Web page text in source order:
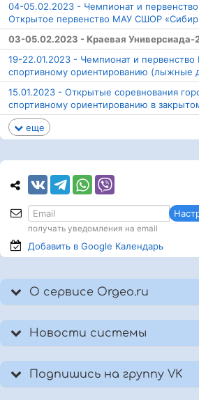
04-05.02.2023 - Чемпионат и первенство
Открытое первенство МАУ СШОР
03-05.02.2023 - Краевая Универсиада-
19-22.01.2023 - Чемпионат и первенство
спортивному ориентированию (лыжные
15.01.2023 - Открытые соревнования
спортивному ориентированию в
еще
получать уведомления на email
Добавить в Google Календарь
О сервисе Orgeo.ru
Новости системы
Подпишись на группу VK